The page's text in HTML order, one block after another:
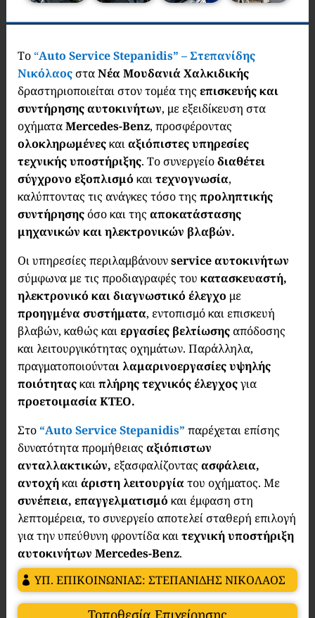
Το “Auto Service Stepanidis” – Στεπανίδης
ΝικόλαοςσταΝέα Μουδανιά Χαλκιδικής
δραστηριοποιείται στον τομέα της επισκευής και
συντήρησης αυτοκινήτων, με εξειδίκευση στα
οχήματαMercedes-Benz, προσφέροντας
ολοκληρωμένεςκαιαξιόπιστες υπηρεσίες
τεχνικής υποστήριξης. Το συνεργείοδιαθέτει
σύγχρονο εξοπλισμό καιτεχνογνωσία,
καλύπτοντας τις ανάγκες τόσο της προληπτικής
συντήρησηςόσο και της αποκατάστασης
μηχανικών και ηλεκτρονικών βλαβών.
Οι υπηρεσίες περιλαμβάνουνservice αυτοκινήτων
σύμφωνα με τις προδιαγραφές του κατασκευαστή,
ηλεκτρονικό και διαγνωστικό έλεγχο με
προηγμένα συστήματα, εντοπισμό και επισκευή
βλαβών, καθώς καιεργασίες βελτίωσηςαπόδοσης
και λειτουργικότητας οχημάτων. Παράλληλα,
πραγματοποιούνται λαμαρινοεργασίες υψηλής
ποιότηταςκαιπλήρης τεχνικός έλεγχοςγια
προετοιμασία ΚΤΕΟ.
Στο “Auto Service Stepanidis” παρέχεται επίσης
δυνατότητα προμήθειας αξιόπιστων
ανταλλακτικών, εξασφαλίζοντας ασφάλεια,
αντοχήκαιάριστη λειτουργίατου οχήματος. Με
συνέπεια, επαγγελματισμό και έμφαση στη
λεπτομέρεια, το συνεργείο αποτελεί σταθερή επιλογή
για την υπεύθυνη φροντίδα καιτεχνική υποστήριξη
αυτοκινήτων Mercedes-Benz.
ΥΠ. ΕΠΙΚΟΙΝΩΝΙΑΣ: ΣΤΕΠΑΝΙΔΗΣ ΝΙΚΟΛΑΟΣ
Τοποθεσία Επιχείρησης